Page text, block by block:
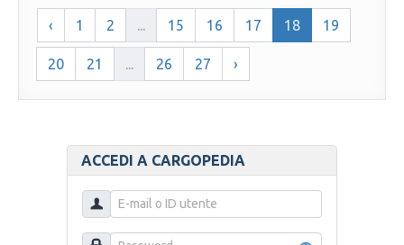
ACCEDI A CARGOPEDIA
‹ 1 2 ... 15 16 17 18 19
20 21 ... 26 27 ›